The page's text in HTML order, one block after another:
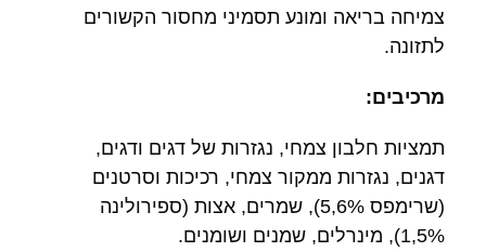
צמיחה בריאה ומונע תסמיני מחסור הקשורים
לתזונה.
מרכיבים:
תמציות חלבון צמחי, נגזרות של דגים ודגים,
דגנים, נגזרות ממקור צמחי, רכיכות וסרטנים
(שרימפס 5,6%), שמרים, אצות (ספירולינה
1,5%), מינרלים, שמנים ושומנים.